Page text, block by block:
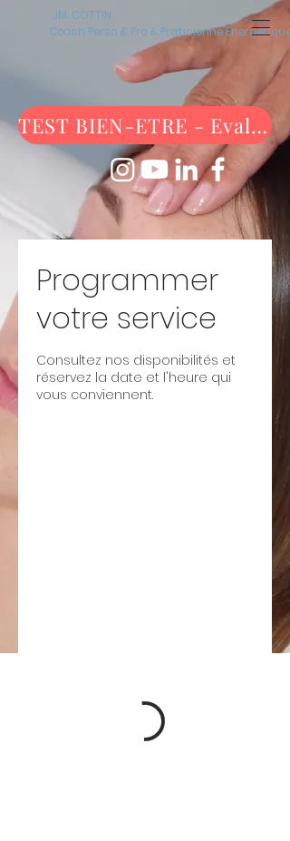
Coach Perso & Pro & Praticienne Energétique
JM. COTTIN
TEST BIEN-ETRE - Evaluez-vous maintenant !
Programmer
votre service
Consultez nos disponibilités et
réservez la date et l'heure qui
vous conviennent.